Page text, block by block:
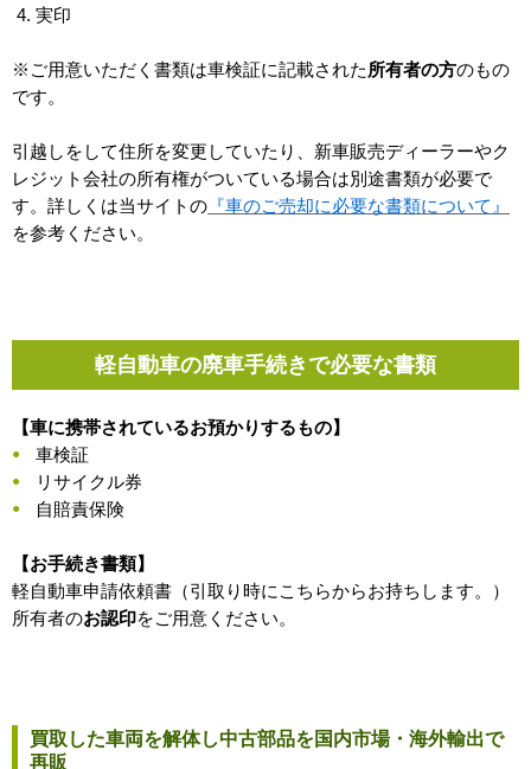
実印
※ご用意いただく書類は車検証に記載された所有者の方のもの
です。
引越しをして住所を変更していたり、新車販売ディーラーやク
レジット会社の所有権がついている場合は別途書類が必要で
す。詳しくは当サイトの 『車のご売却に必要な書類について』
を参考ください。
軽自動車の廃車手続きで必要な書類
【車に携帯されているお預かりするもの】
車検証
リサイクル券
自賠責保険
【お手続き書類】
軽自動車申請依頼書（引取り時にこちらからお持ちします。）
所有者のお認印をご用意ください。
買取した車両を解体し中古部品を国内市場・海外輸出で
再販